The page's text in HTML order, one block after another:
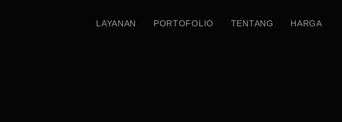
LAYANAN PORTOFOLIO TENTANG HARGA